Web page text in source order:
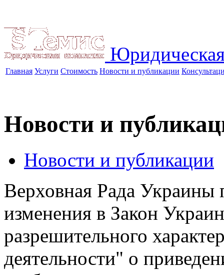
Главная Услуги Стоимость Новости и публикации
Новости и
Новости и публикации
Верховная Рада Украины
изменения в Закон
разрешительного
деятельности" о